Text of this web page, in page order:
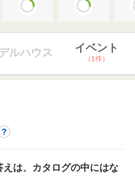
ルハウス イベント
（1件）
は、カタログの中にはな